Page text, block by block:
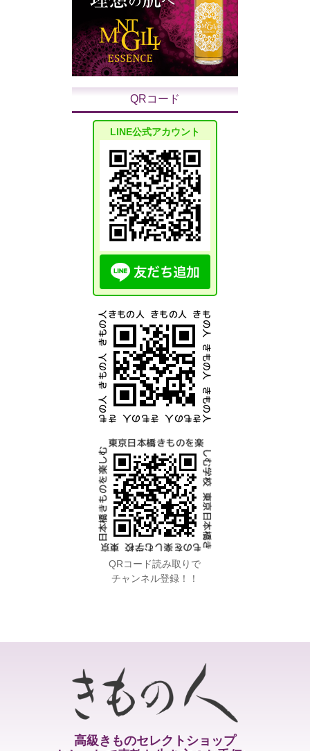
QRコード
LINE公式アカウント
QRコード読み取りで
チャンネル登録！！
高級きものセレクトショップ